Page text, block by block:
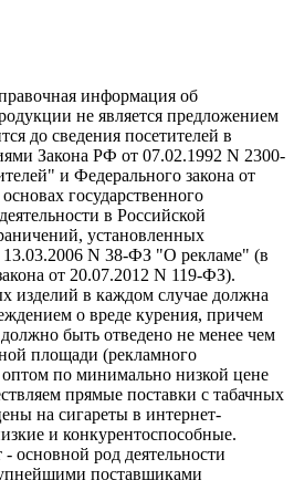
информация об
не является предложением
до сведения посетителей в
Закона РФ от 07.02.1992 N 2300-
и Федерального закона от
государственного
в Российской
установленных
N 38-ФЗ "О рекламе" (в
от 20.07.2012 N 119-ФЗ).
изделий в каждом случае должна
о вреде курения, причем
быть отведено не менее чем
площади (рекламного
по минимально низкой цене
прямые поставки с табачных
на сигареты в интернет-
и конкурентоспособные.
основной род деятельности
поставщиками